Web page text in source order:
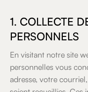
1. COLLECTE
PERSONNELS
En visitant notre site
personnelles vous
adresse, votre